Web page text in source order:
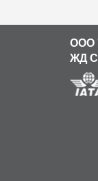
ООО
ЖД
Продолжая
устройства и
кнопки